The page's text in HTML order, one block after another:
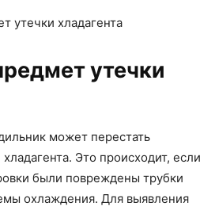
утечки хладагента
утечки
может перестать
хладагента. Это происходит, если
были повреждены трубки
охлаждения. Для выявления